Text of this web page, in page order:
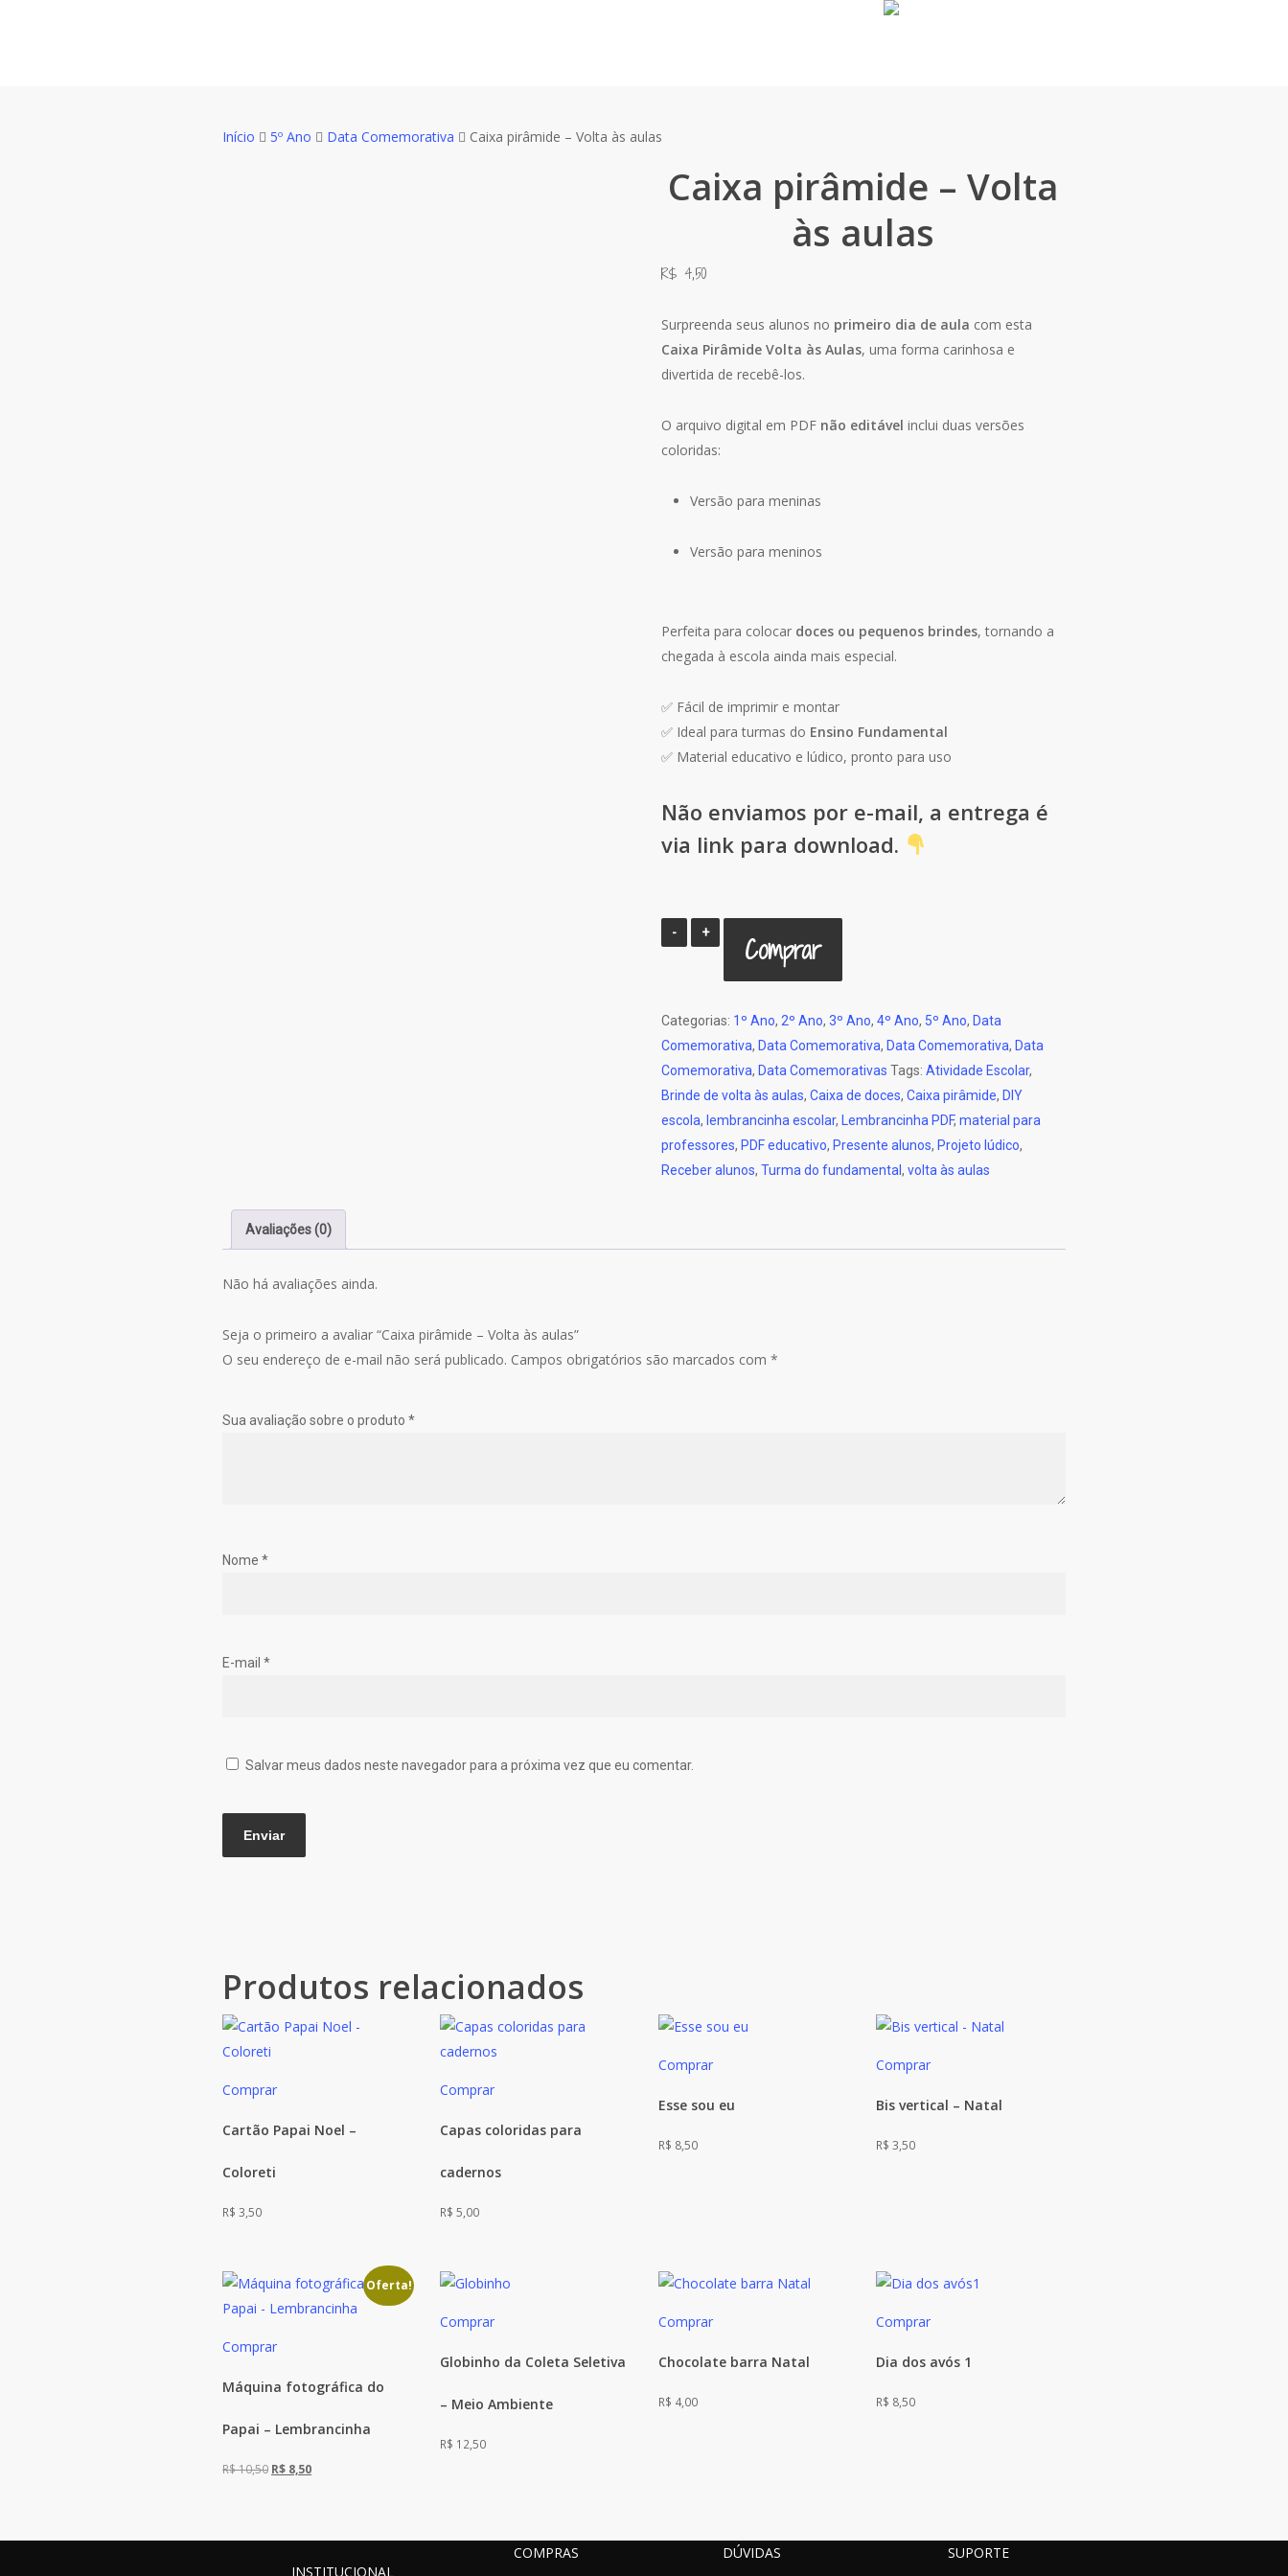
Início 5º Ano Data Comemorativa Caixa pirâmide – Volta às aulas
Caixa pirâmide – Volta
às aulas
R$ 4,50
Surpreenda seus alunos no primeiro dia de aula com esta
Caixa Pirâmide Volta às Aulas, uma forma carinhosa e
divertida de recebê-los.
O arquivo digital em PDF não editável inclui duas versões
coloridas:
Versão para meninas
Versão para meninos
Perfeita para colocar doces ou pequenos brindes, tornando a
chegada à escola ainda mais especial.
✅ Fácil de imprimir e montar
✅ Ideal para turmas do Ensino Fundamental
✅ Material educativo e lúdico, pronto para uso
Não enviamos por e-mail, a entrega é
via link para download.
Caixa
às
aulas
quantidade
Comprar
Categorias: 1º Ano, 2º Ano, 3º Ano, 4º Ano, 5º Ano, Data
Comemorativa, Data Comemorativa, Data Comemorativa, Data
Comemorativa, Data Comemorativas Tags: Atividade Escolar,
Brinde de volta às aulas, Caixa de doces, Caixa pirâmide, DIY
escola, lembrancinha escolar, Lembrancinha PDF, material para
professores, PDF educativo, Presente alunos, Projeto lúdico,
Receber alunos, Turma do fundamental , volta às aulas
Avaliações (0)
Não há avaliações ainda.
Seja o primeiro a avaliar “Caixa pirâmide – Volta às aulas”
O seu endereço de e-mail não será publicado. Campos obrigatórios são marcados com *
Sua avaliação sobre o produto *
Nome *
E-mail *
Salvar meus dados neste navegador para a próxima vez que eu comentar.
Produtos relacionados
Comprar
Cartão Papai Noel –
Coloreti
R$ 3,50
Comprar
Capas coloridas para
cadernos
R$ 5,00
Comprar
Esse sou eu
R$ 8,50
Comprar
Bis vertical – Natal
R$ 3,50
Oferta!
Comprar
Máquina fotográfica do
Papai – Lembrancinha
R$10,50 O
era:
R$ 10,50.
R$ 8,50O
é:
R$ 8,50.
Comprar
Globinho da Coleta Seletiva
– Meio Ambiente
R$ 12,50
Comprar
Chocolate barra Natal
R$ 4,00
Comprar
Dia dos avós 1
R$ 8,50
INSTITUCIONAL
COMPRAS DÚVIDAS SUPORTE